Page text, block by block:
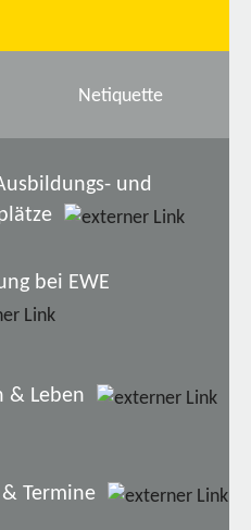
Netiquette
und
bei EWE
& Leben
Termine